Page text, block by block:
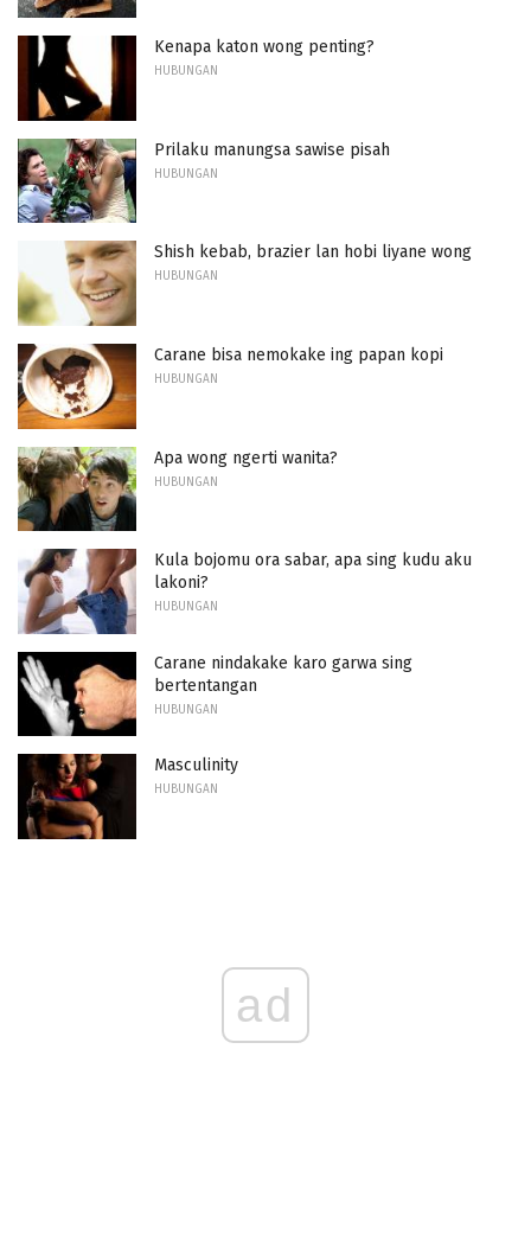
Kenapa katon wong penting?
HUBUNGAN
Prilaku manungsa sawise pisah
HUBUNGAN
Shish kebab, brazier lan hobi liyane wong
HUBUNGAN
Carane bisa nemokake ing papan kopi
HUBUNGAN
Apa wong ngerti wanita?
HUBUNGAN
Kula bojomu ora sabar, apa sing kudu aku
lakoni?
HUBUNGAN
Carane nindakake karo garwa sing
bertentangan
HUBUNGAN
Masculinity
HUBUNGAN
ad